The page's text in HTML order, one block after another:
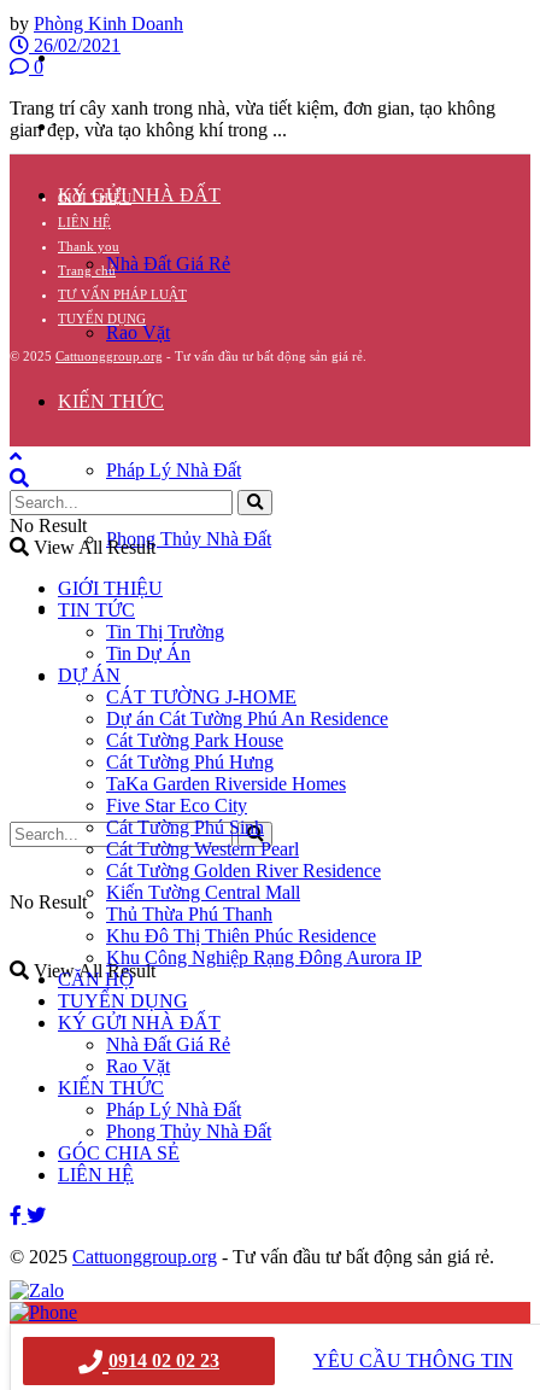
CĂN HỘ
TUYỂN DỤNG
KÝ GỬI NHÀ ĐẤT
Nhà Đất Giá Rẻ
Rao Vặt
KIẾN THỨC
Pháp Lý Nhà Đất
Phong Thủy Nhà Đất
GÓC CHIA SẺ
LIÊN HỆ
No Result
View All Result
by Phòng Kinh Doanh
26/02/2021
0
Trang trí cây xanh trong nhà, vừa tiết kiệm, đơn gian, tạo không
gian đẹp, vừa tạo không khí trong ...
GIỚI THIỆU
LIÊN HỆ
Thank you
Trang chủ
TƯ VẤN PHÁP LUẬT
TUYỂN DỤNG
© 2025 Cattuonggroup.org - Tư vấn đầu tư bất động sản giá rẻ.
0914 02 02 23 YÊU CẦU THÔNG TIN
No Result
View All Result
GIỚI THIỆU
TIN TỨC
Tin Thị Trường
Tin Dự Án
DỰ ÁN
CÁT TƯỜNG J-HOME
Dự án Cát Tường Phú An Residence
Cát Tường Park House
Cát Tường Phú Hưng
TaKa Garden Riverside Homes
Five Star Eco City
Cát Tường Phú Sinh
Cát Tường Western Pearl
Cát Tường Golden River Residence
Kiến Tường Central Mall
Thủ Thừa Phú Thanh
Khu Đô Thị Thiên Phúc Residence
Khu Công Nghiệp Rạng Đông Aurora IP
CĂN HỘ
TUYỂN DỤNG
KÝ GỬI NHÀ ĐẤT
Nhà Đất Giá Rẻ
Rao Vặt
KIẾN THỨC
Pháp Lý Nhà Đất
Phong Thủy Nhà Đất
GÓC CHIA SẺ
LIÊN HỆ
© 2025 Cattuonggroup.org - Tư vấn đầu tư bất động sản giá rẻ.
0914020223